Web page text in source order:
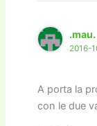
.mau.
2016-
A porta la
con le due